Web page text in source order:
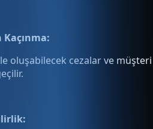
oluşabilecek cezalar ve müşteri